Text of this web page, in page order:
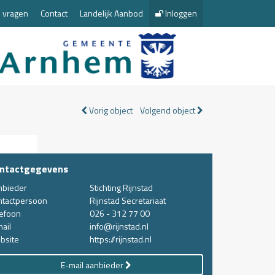
Contact Landelijk Aanbod Inloggen
Vorig object Volgend object
Stichting Rijnstad
Rijnstad Secretariaat
026 - 312 77 00
info@rijnstad.nl
https://rijnstad.nl
E-mail aanbieder